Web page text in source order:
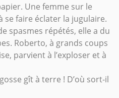
Une femme sur le
se faire éclater la jugulaire.
spasmes répétés, elle a du
Roberto, à grands coups
parvient à l’exploser et à
gît à terre ! D’où sort-il